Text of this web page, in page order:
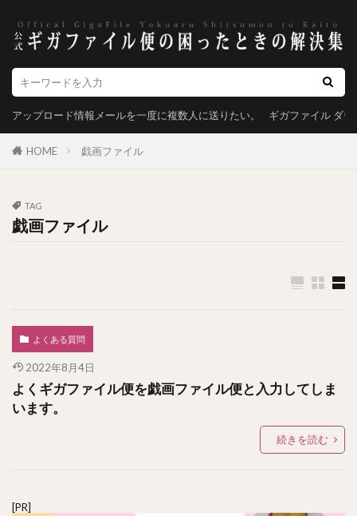
アップロード情報メールを一度に複数人に送りたい。 ギガファイル ダ
HOME 戯画ファイル
TAG
戯画ファイル
よくある質問
2022年8月4日
よくギガファイル便を戯画ファイル便と入力してしま
います。
続きを読む
[PR]